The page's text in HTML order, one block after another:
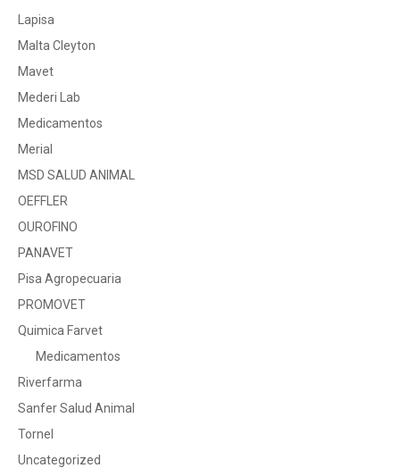
Lapisa
Malta Cleyton
Mavet
Mederi Lab
Medicamentos
Merial
MSD SALUD ANIMAL
OEFFLER
OUROFINO
PANAVET
Pisa Agropecuaria
PROMOVET
Quimica Farvet
Medicamentos
Riverfarma
Sanfer Salud Animal
Tornel
Uncategorized